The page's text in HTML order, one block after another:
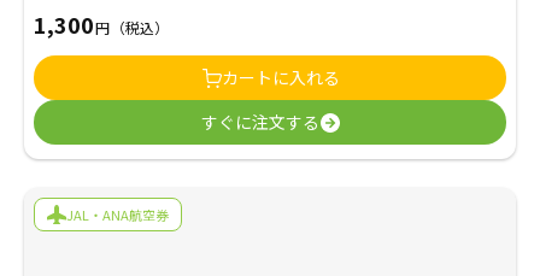
1,300円 （税込）
カートに入れる
すぐに注文する
JAL・ANA航空券